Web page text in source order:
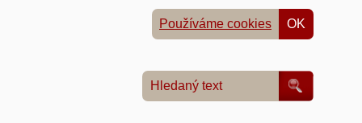
Používáme cookies OK